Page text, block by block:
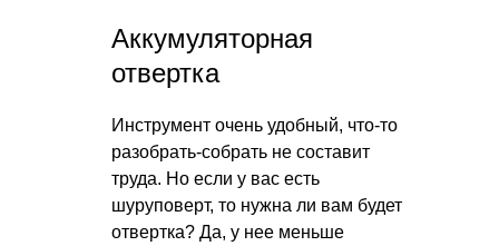
Аккумуляторная
отвертка
Инструмент очень удобный, что-то
разобрать-собрать не составит
труда. Но если у вас есть
шуруповерт, то нужна ли вам будет
отвертка? Да, у нее меньше